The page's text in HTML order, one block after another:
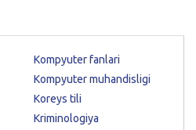
Kompyuter fanlari
Kompyuter muhandisligi
Koreys tili
Kriminologiya